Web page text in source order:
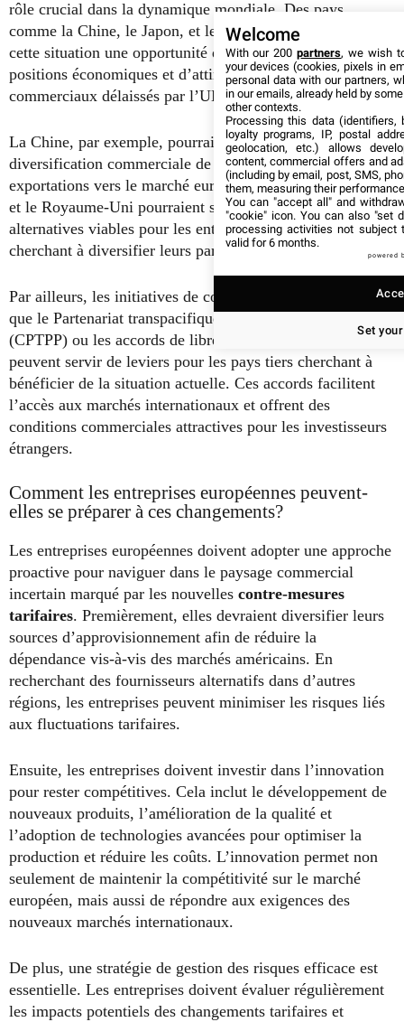
rôle crucial dans la dynamique mondiale. Des pays
comme la Chine, le Japon, et le Royaume-Uni voient dans
cette situation une opportunité de renforcer leurs propres
positions économiques et d’attirer des investissements
commerciaux délaissés par l’UE et les États-Unis.
La Chine, par exemple, pourrait profiter de la
diversification commerciale de l’UE pour renforcer ses
exportations vers le marché européen. De même, le Japon
et le Royaume-Uni pourraient s’imposer comme des
alternatives viables pour les entreprises européennes
cherchant à diversifier leurs partenariats commerciaux.
Par ailleurs, les initiatives de coopération régionale, telles
que le Partenariat transpacifique global et progressiste
(CPTPP) ou les accords de libre-échange régionaux,
peuvent servir de leviers pour les pays tiers cherchant à
bénéficier de la situation actuelle. Ces accords facilitent
l’accès aux marchés internationaux et offrent des
conditions commerciales attractives pour les investisseurs
étrangers.
Comment les entreprises européennes peuvent-
elles se préparer à ces changements?
Les entreprises européennes doivent adopter une approche
proactive pour naviguer dans le paysage commercial
incertain marqué par les nouvelles contre-mesures
tarifaires. Premièrement, elles devraient diversifier leurs
sources d’approvisionnement afin de réduire la
dépendance vis-à-vis des marchés américains. En
recherchant des fournisseurs alternatifs dans d’autres
régions, les entreprises peuvent minimiser les risques liés
aux fluctuations tarifaires.
Ensuite, les entreprises doivent investir dans l’innovation
pour rester compétitives. Cela inclut le développement de
nouveaux produits, l’amélioration de la qualité et
l’adoption de technologies avancées pour optimiser la
production et réduire les coûts. L’innovation permet non
seulement de maintenir la compétitivité sur le marché
européen, mais aussi de répondre aux exigences des
nouveaux marchés internationaux.
De plus, une stratégie de gestion des risques efficace est
essentielle. Les entreprises doivent évaluer régulièrement
les impacts potentiels des changements tarifaires et
Welcome
With our 200partners, we wish
your devices (cookies, pixels in
personal data with our partners,
in our emails, already held by
other contexts.
Processing this data (identifiers,
loyalty programs, IP, postal
geolocation, etc.) allows
content, commercial offers and
(including by email, post, SMS,
them, measuring their
You can "accept all" and
"cookie" icon. You can also "set
processing activities not subject
valid for 6 months.
powered
Set